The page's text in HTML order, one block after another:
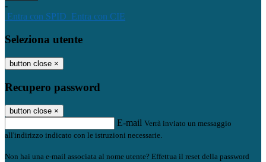
-
Entra con SPID Entra con CIE
Seleziona utente
button close ×
Recupero password
button close ×
E-mail Verrà inviato un messaggio
all'indirizzo indicato con le istruzioni necessarie.
Non hai una e-mail associata al nome utente? Effettua il reset della password